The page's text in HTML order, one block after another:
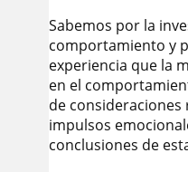
Sabemos por la
comportamiento y
experiencia que la
en el
de consideraciones
impulsos
conclusiones de